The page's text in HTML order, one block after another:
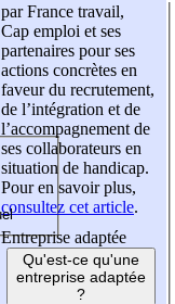
par France travail,
Cap emploi et ses
partenaires pour ses
actions concrètes en
faveur du recrutement,
de l’intégration et de
l’accompagnement de
ses collaborateurs en
situation de handicap.
Pour en savoir plus,
consultez cet article.
Entreprise adaptée
Qu'est-ce qu'une
entreprise adaptée
?